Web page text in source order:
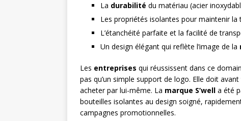
La durabilité du matériau (acier
Les propriétés isolantes pour maintenir
L’étanchéité parfaite et la facilité de
Un design élégant qui reflète l’image de la
Les entreprises qui réussissent dans ce
pas qu’un simple support de logo. Elle doit
acheter par lui-même. La marque S’well a été
bouteilles isolantes au design soigné,
campagnes promotionnelles.